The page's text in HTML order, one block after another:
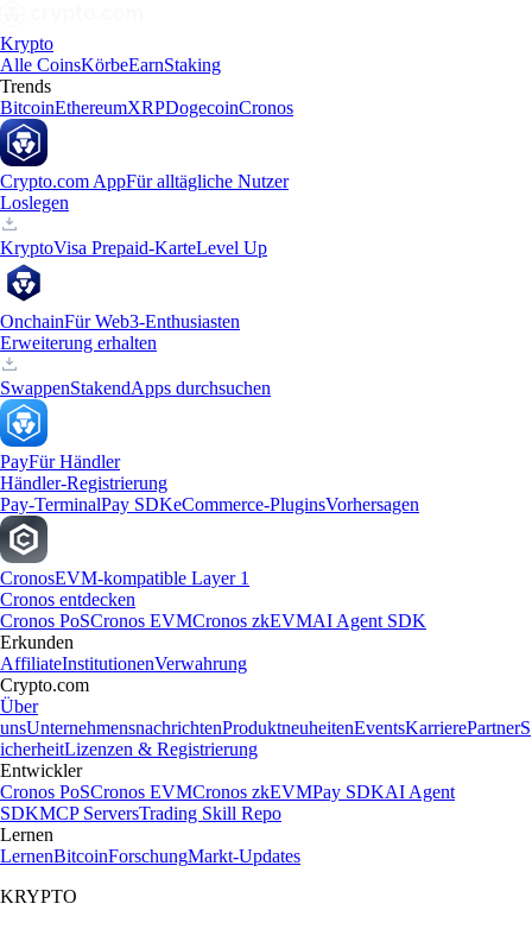
Krypto
Alle CoinsKörbeEarnStaking
Trends
BitcoinEthereumXRPDogecoinCronos
Crypto.com AppFür alltägliche Nutzer
Loslegen
KryptoVisa Prepaid-KarteLevel Up
OnchainFür Web3-Enthusiasten
Erweiterung erhalten
SwappenStakendApps durchsuchen
PayFür Händler
Händler-Registrierung
Pay-TerminalPay SDKeCommerce-PluginsVorhersagen
CronosEVM-kompatible Layer 1
Cronos entdecken
Cronos PoSCronos EVMCronos zkEVMAI Agent SDK
Erkunden
AffiliateInstitutionenVerwahrung
Crypto.com
Über
unsUnternehmensnachrichtenProduktneuheitenEventsKarrierePartnerS
icherheitLizenzen & Registrierung
Entwickler
Cronos PoSCronos EVMCronos zkEVMPay SDKAI Agent
SDKMCP ServersTrading Skill Repo
Lernen
LernenBitcoinForschungMarkt-Updates
KRYPTO